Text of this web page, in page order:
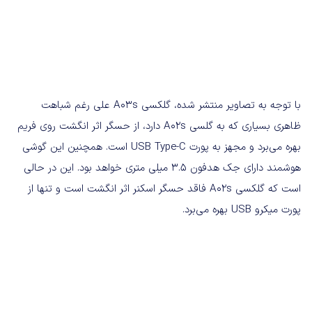
با توجه به تصاویر منتشر شده، گلکسی A03s علی رغم شباهت
ظاهری بسیاری که به گلسی A02s دارد، از حسگر اثر انگشت روی فریم
بهره می‌برد و مجهز به پورت USB Type-C است. همچنین این گوشی
هوشمند دارای جک هدفون ۳.۵ میلی متری خواهد بود. این در حالی
است که گلکسی A02s فاقد حسگر اسکنر اثر انگشت است و تنها از
پورت میکرو USB بهره می‌برد.